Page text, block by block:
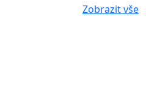
Zobrazit vše